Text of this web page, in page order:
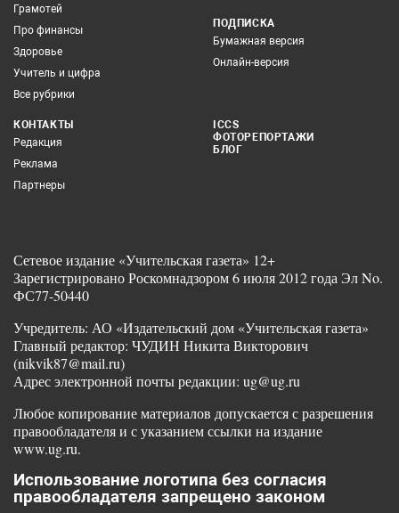
Грамотей
Про финансы
Здоровье
Учитель и цифра
Все рубрики
ПОДПИСКА
Бумажная версия
Онлайн-версия
КОНТАКТЫ
Редакция
Реклама
Партнеры
ICCS
ФОТОРЕПОРТАЖИ
БЛОГ
Сетевое издание «Учительская газета» 12+
Зарегистрировано Роскомнадзором 6 июля 2012 года Эл No.
ФС77-50440
Учредитель: АО «Издательский дом «Учительская газета»
Главный редактор: ЧУДИН Никита Викторович
(nikvik87@mail.ru)
Адрес электронной почты редакции: ug@ug.ru
Любое копирование материалов допускается с разрешения
правообладателя и с указанием ссылки на издание
www.ug.ru.
Использование логотипа без согласия
правообладателя запрещено законом